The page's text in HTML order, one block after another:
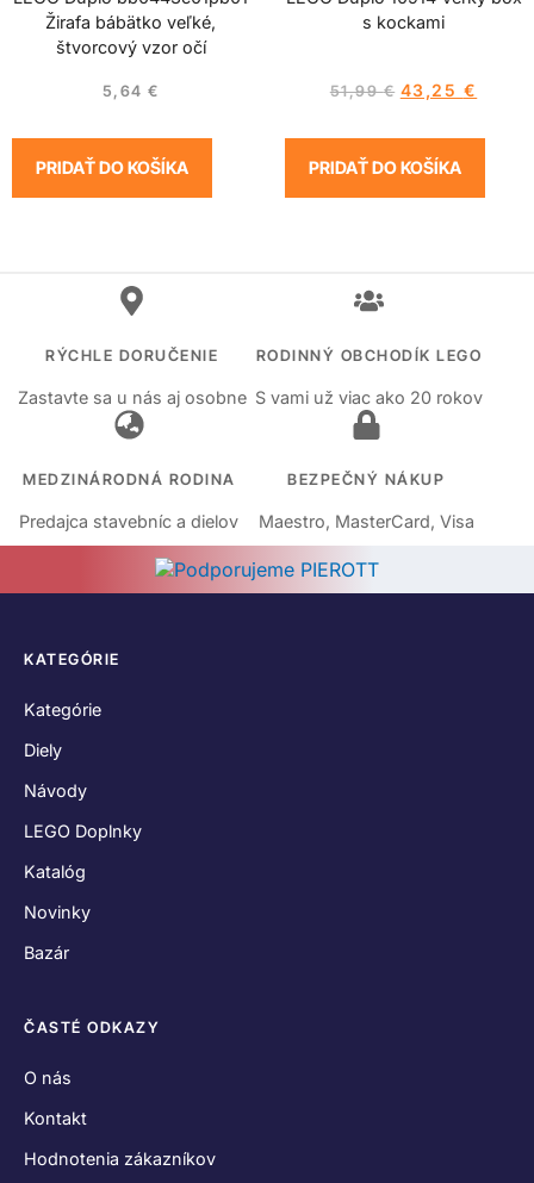
Žirafa bábätko veľké,
štvorcový vzor očí
5,64 €
PRIDAŤ DO KOŠÍKA
s kockami
51,99€ 43,25 €
PRIDAŤ DO KOŠÍKA
RÝCHLE DORUČENIE
Zastavte sa u nás aj osobne
RODINNÝ OBCHODÍK LEGO
S vami už viac ako 20 rokov
MEDZINÁRODNÁ RODINA
Predajca stavebníc a dielov
BEZPEČNÝ NÁKUP
Maestro, MasterCard, Visa
KATEGÓRIE
Kategórie
Diely
Návody
LEGO Doplnky
Katalóg
Novinky
Bazár
ČASTÉ ODKAZY
O nás
Kontakt
Hodnotenia zákazníkov